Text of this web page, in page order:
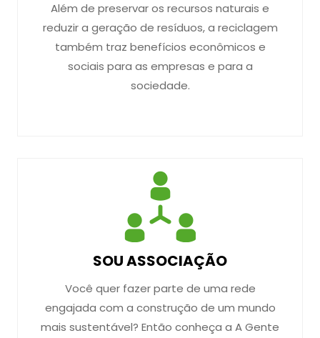
Além de preservar os recursos naturais e
reduzir a geração de resíduos, a reciclagem
também traz benefícios econômicos e
sociais para as empresas e para a
sociedade.
SOU ASSOCIAÇÃO
Você quer fazer parte de uma rede
engajada com a construção de um mundo
mais sustentável? Então conheça a A Gente